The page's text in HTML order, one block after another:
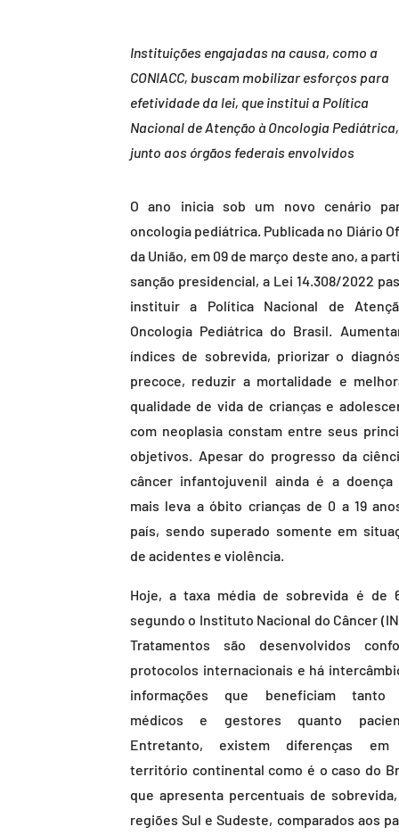
Instituições engajadas na causa, como a
CONIACC, buscam mobilizar esforços para
efetividade da lei, que institui a Política
Nacional de Atenção à Oncologia Pediátrica,
junto aos órgãos federais envolvidos
O ano inicia sob um novo cenário
oncologia pediátrica. Publicada no Diário
da União, em 09 de março deste ano, a
sanção presidencial, a Lei 14.308/2022
instituir a Política Nacional de
Oncologia Pediátrica do Brasil.
índices de sobrevida, priorizar o
precoce, reduzir a mortalidade e
qualidade de vida de crianças e
com neoplasia constam entre seus
objetivos. Apesar do progresso da
câncer infantojuvenil ainda é a doença
mais leva a óbito crianças de 0 a 19
país, sendo superado somente em
de acidentes e violência.
Hoje, a taxa média de sobrevida é de
segundo o Instituto Nacional do Câncer
Tratamentos são desenvolvidos
protocolos internacionais e há
informações que beneficiam tanto
médicos e gestores quanto
Entretanto, existem diferenças em
território continental como é o caso do
que apresenta percentuais de
regiões Sul e Sudeste, comparados aos